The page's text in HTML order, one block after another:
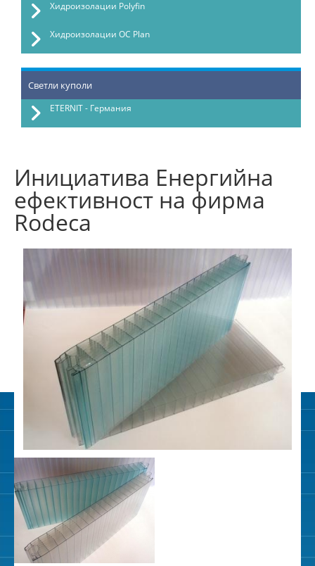
Хидроизолации Polyfin
Хидроизолации OC Plan
Светли куполи
ETERNIT - Германия
Инициатива Енергийна
ефективност на фирма
Rodeca